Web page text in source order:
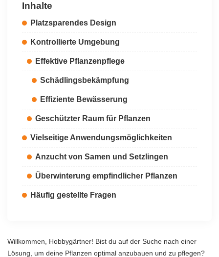
Inhalte
Platzsparendes Design
Kontrollierte Umgebung
Effektive Pflanzenpflege
Schädlingsbekämpfung
Effiziente Bewässerung
Geschützter Raum für Pflanzen
Vielseitige Anwendungsmöglichkeiten
Anzucht von Samen und Setzlingen
Überwinterung empfindlicher Pflanzen
Häufig gestellte Fragen
Willkommen, Hobbygärtner! Bist du auf der Suche nach einer
Lösung, um deine Pflanzen optimal anzubauen und zu pflegen?